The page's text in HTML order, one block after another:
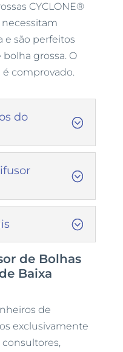
CYCLONE®
necessitam
são perfeitos
grossa. O
comprovado.
do
de Bolhas
Baixa
de
exclusivamente